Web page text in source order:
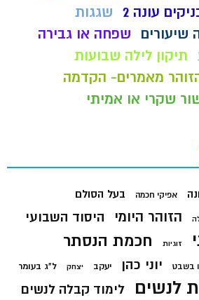
עונה 2
שגגות
שיעורים
שפחה או גבירה
תיקון לילה שבועות
הזוהר מאמרים- הקדמה
שקרי או אמיתי
אפיקי חכמה בעל הסולם
הזוהר היומי היסוד השבועי
זוגיות חכמת הנסתר
בשבט יוני כהן יעקב יצחק ל"ג בעומר
לנשים לימוד קבלה לנשים